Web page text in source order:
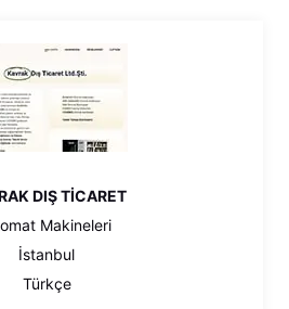
DIŞ TİCARET
Makineleri
İstanbul
Türkçe